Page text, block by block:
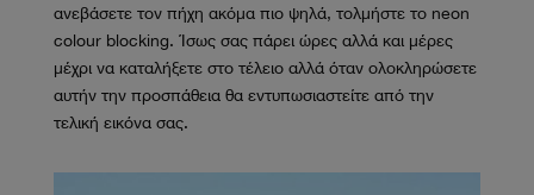
ανεβάσετε τον πήχη ακόμα πιο ψηλά, τολμήστε το neon
colour blocking. Ίσως σας πάρει ώρες αλλά και μέρες
μέχρι να καταλήξετε στο τέλειο αλλά όταν ολοκληρώσετε
αυτήν την προσπάθεια θα εντυπωσιαστείτε από την
τελική εικόνα σας.